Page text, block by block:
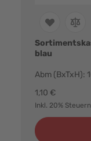
blau
Abm (BxTxH):
1,10 €
Inkl. 20% Steuern